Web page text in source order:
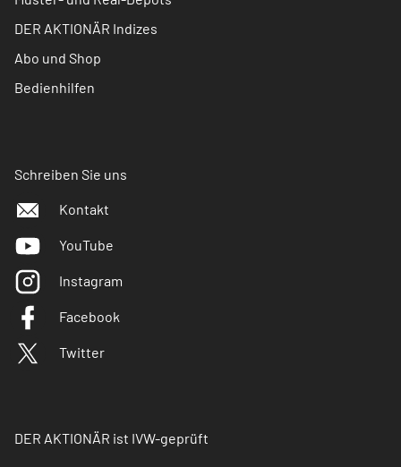
DER AKTIONÄR Indizes
Abo und Shop
Bedienhilfen
Schreiben Sie uns
Kontakt
YouTube
Instagram
Facebook
Twitter
DER AKTIONÄR ist IVW-geprüft